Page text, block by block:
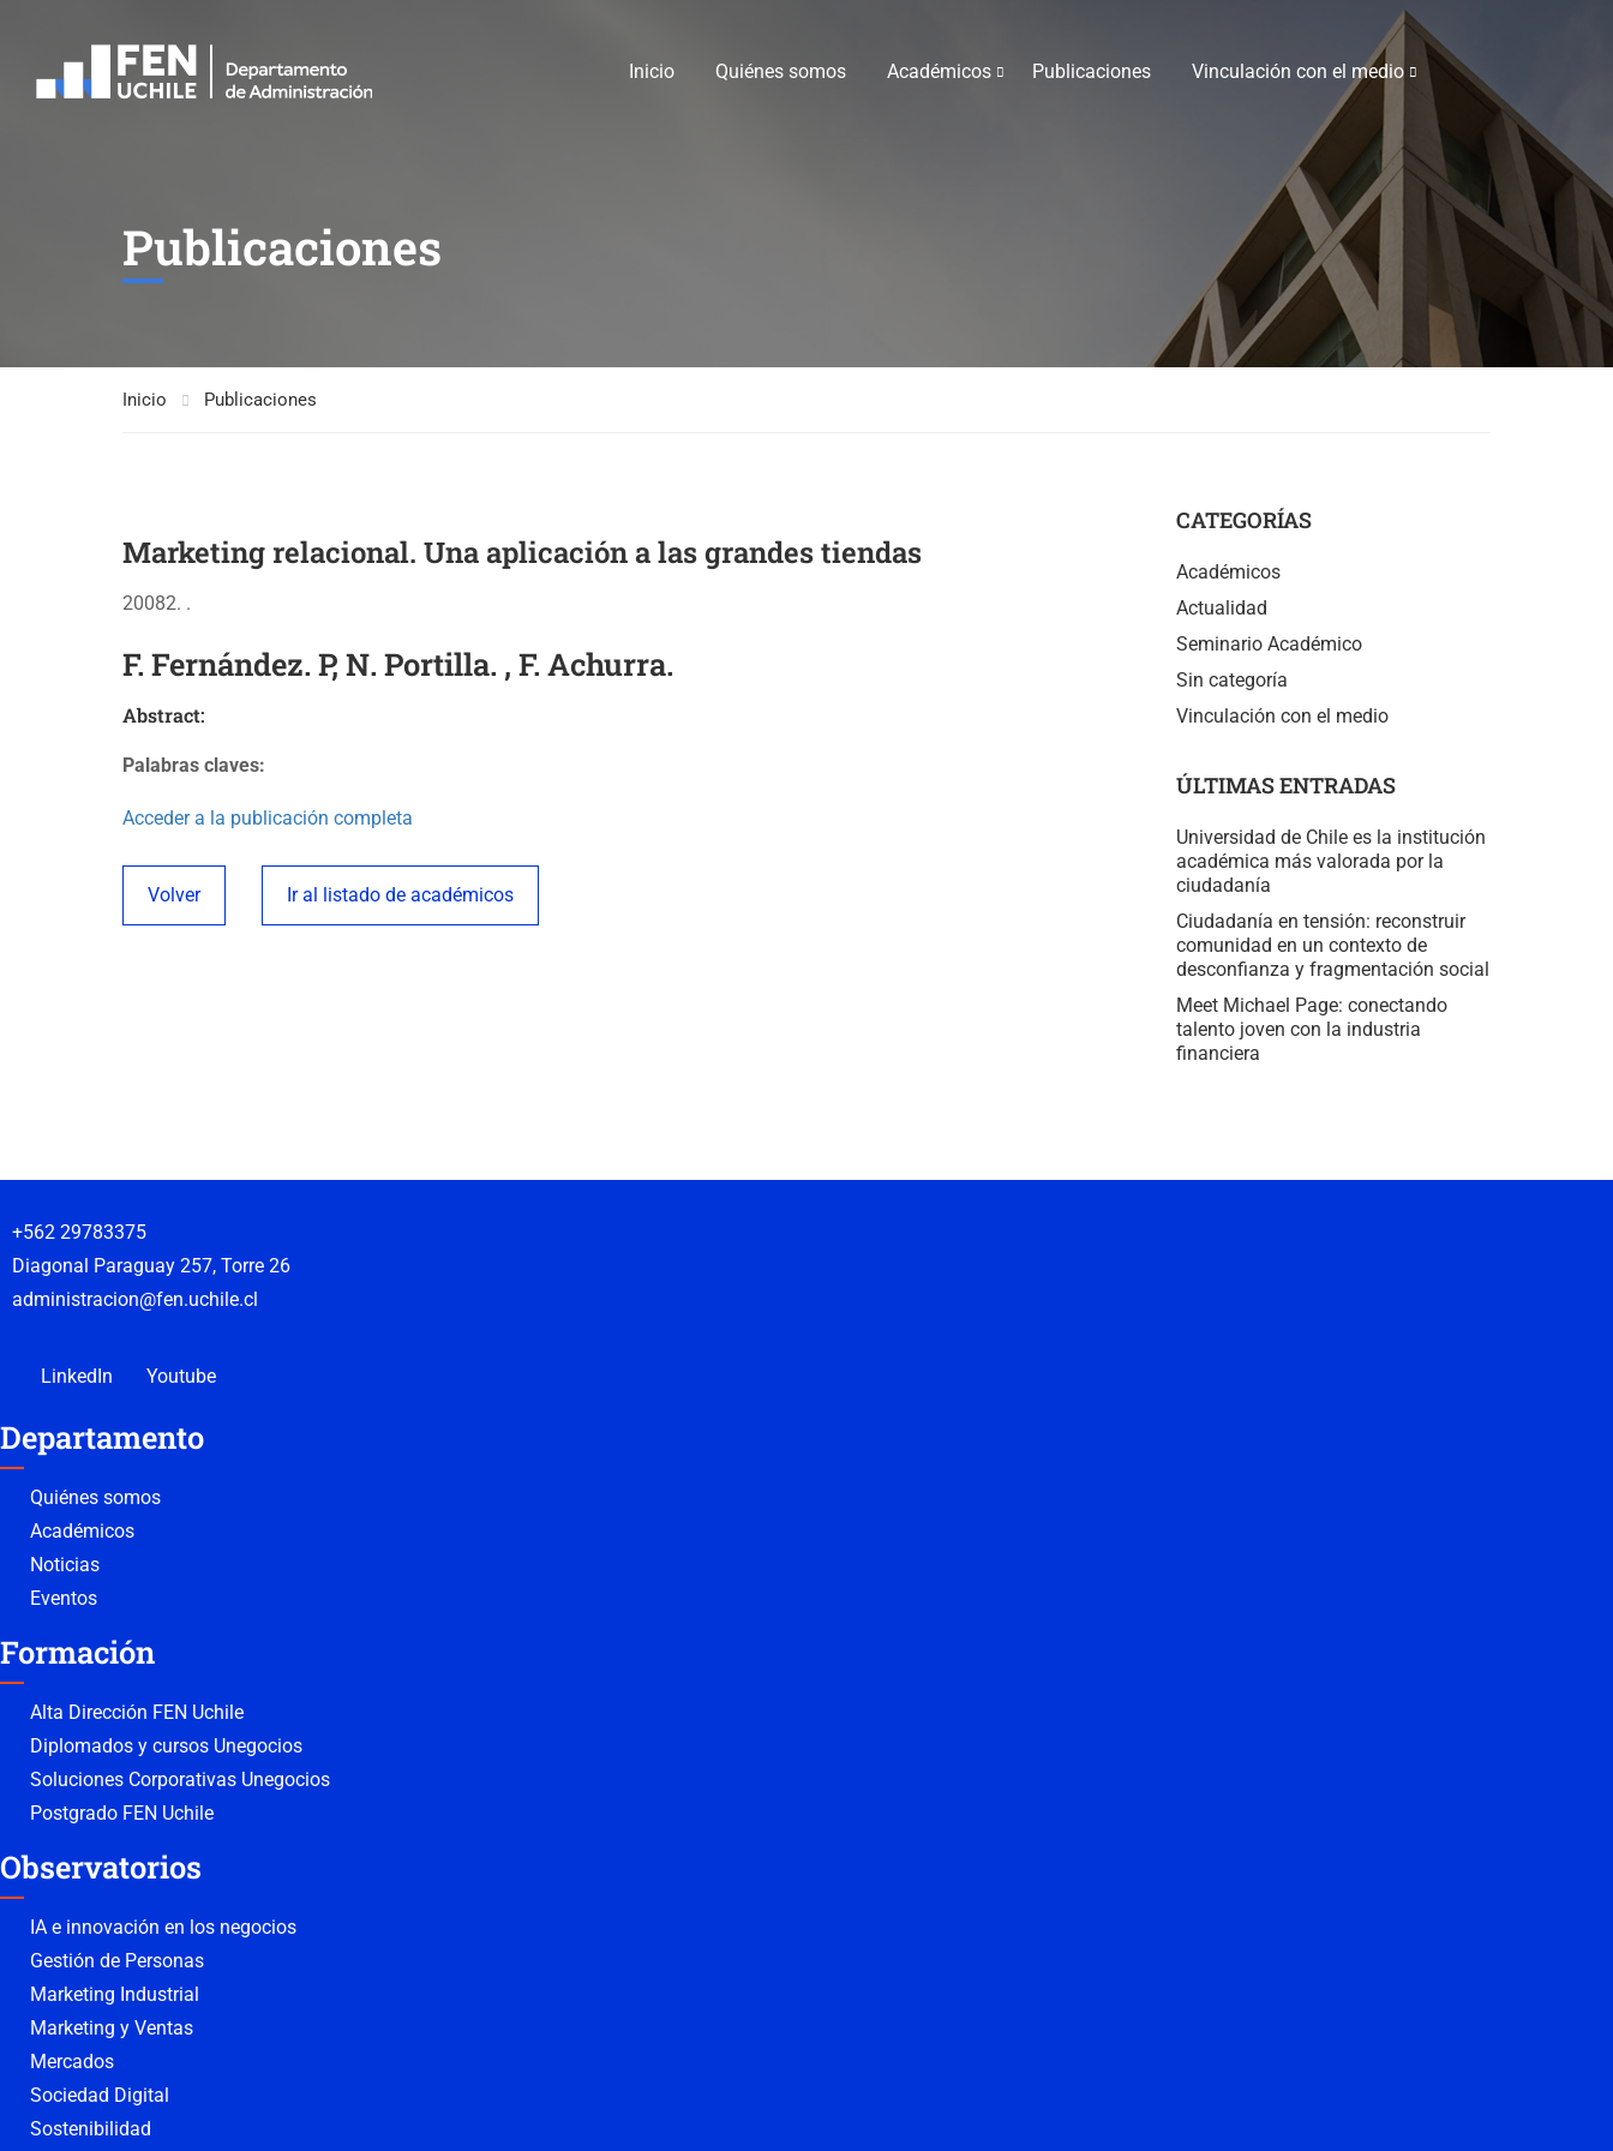
Inicio Quiénes somos Académicos Publicaciones Vinculación con el medio
Publicaciones
Inicio Publicaciones
Marketing relacional. Una aplicación a las grandes tiendas
20082. .
F. Fernández. P, N. Portilla. , F. Achurra.
Abstract:
Palabras claves:
Acceder a la publicación completa
Volver Ir al listado de académicos
CATEGORÍAS
Académicos
Actualidad
Seminario Académico
Sin categoría
Vinculación con el medio
ÚLTIMAS ENTRADAS
Universidad de Chile es la institución
académica más valorada por la
ciudadanía
Ciudadanía en tensión: reconstruir
comunidad en un contexto de
desconfianza y fragmentación social
Meet Michael Page: conectando
talento joven con la industria
financiera
+562 29783375
Diagonal Paraguay 257, Torre 26
administracion@fen.uchile.cl
LinkedIn Youtube
Departamento
Quiénes somos
Académicos
Noticias
Eventos
Formación
Alta Dirección FEN Uchile
Diplomados y cursos Unegocios
Soluciones Corporativas Unegocios
Postgrado FEN Uchile
Observatorios
IA e innovación en los negocios
Gestión de Personas
Marketing Industrial
Marketing y Ventas
Mercados
Sociedad Digital
Sostenibilidad